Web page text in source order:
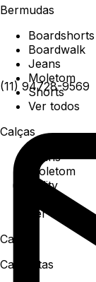
(11) 94728-9569
Bermudas
Boardshorts
Boardwalk
Jeans
Moletom
Shorts
Ver todos
Calças
Jeans
Moletom
Utility
Ver todos
Camisa
Camisetas